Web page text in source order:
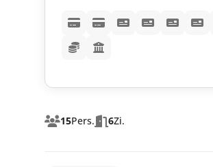
15Pers. 6Zi.